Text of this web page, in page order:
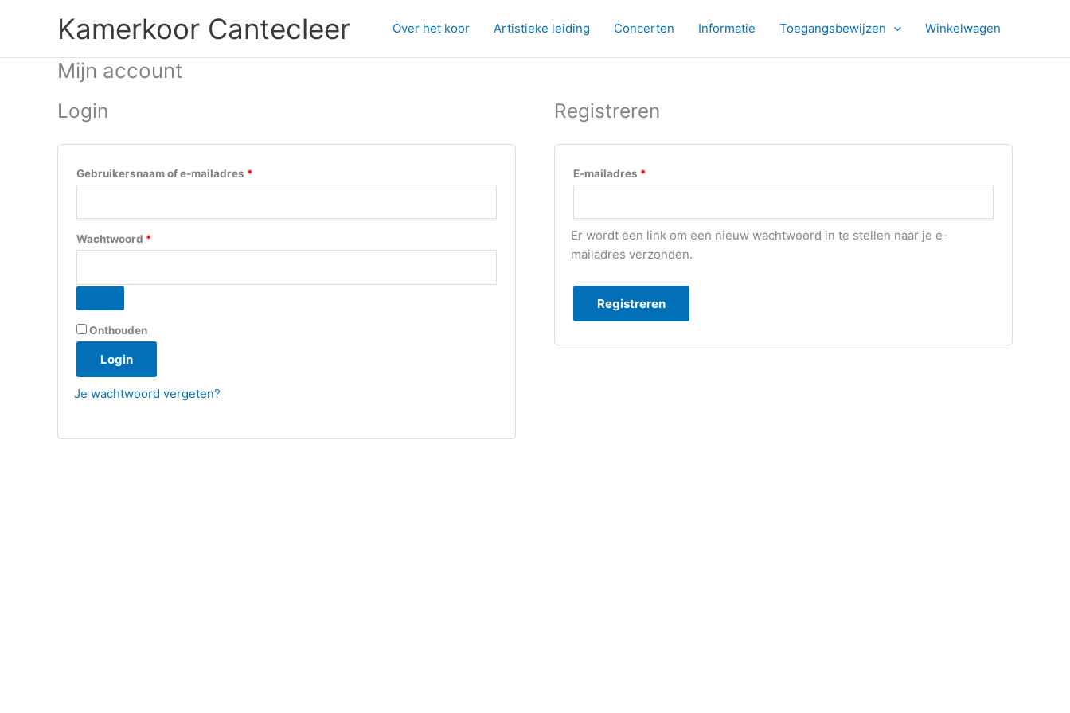
Kamerkoor Cantecleer Over het koor Artistieke leiding Concerten Informatie Toegangsbewijzen Winkelwagen
Mijn account
Login
Gebruikersnaam of e-mailadres *
Wachtwoord *
Onthouden
Login
Je wachtwoord vergeten?
Registreren
E-mailadres *
Er wordt een link om een nieuw wachtwoord in te stellen naar je e-
mailadres verzonden.
Registreren